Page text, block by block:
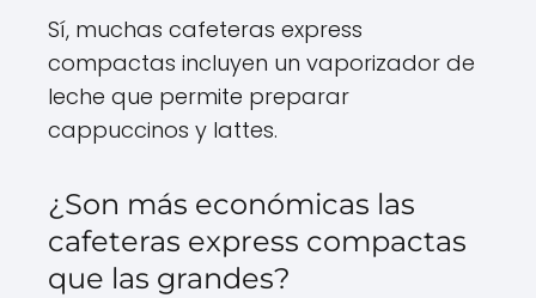
Sí, muchas cafeteras express
compactas incluyen un vaporizador de
leche que permite preparar
cappuccinos y lattes.
¿Son más económicas las
cafeteras express compactas
que las grandes?